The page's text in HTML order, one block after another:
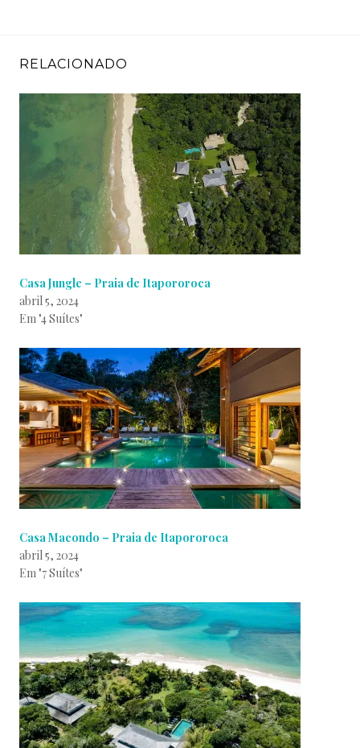
RELACIONADO
Casa Jungle – Praia de Itapororoca
abril 5, 2024
Em "4 Suítes"
Casa Macondo – Praia de Itapororoca
abril 5, 2024
Em "7 Suítes"